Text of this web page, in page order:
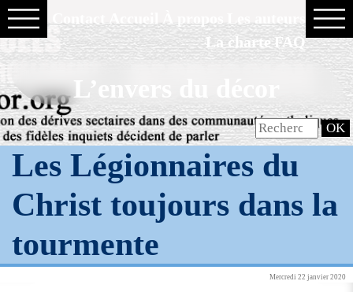
La charte FAQ
L’envers du décor
Les Légionnaires du
Christ toujours dans la
tourmente
Mercredi 22 janvier 2020